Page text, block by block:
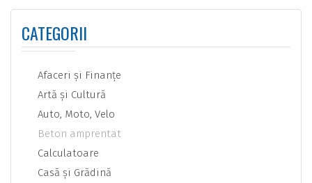
CATEGORII
Afaceri şi Finanţe
Artă şi Cultură
Auto, Moto, Velo
Beton amprentat
Calculatoare
Casă şi Grădină